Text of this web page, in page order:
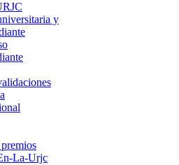
y
La-Urjc